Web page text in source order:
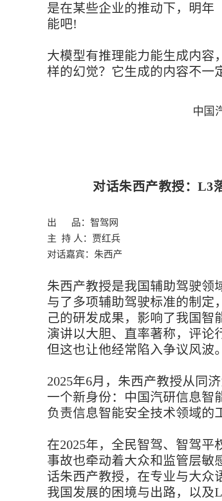
是在某些企业的推动下，明年
能吧!
大模型有推理能力能生成内容
样的幻觉？它生成的内容不一
中国
对话朱西产教授：L3
出 品：智驾网
主 持 人：贾红兵
对话嘉宾：朱西产
朱西产教授是我国辅助驾驶领
与了多项辅助驾驶标准的制定
己的研发成果，影响了我国智
演讲以大胆、直率著称，评论
但这也让他经常陷入争议风波
2025年6月，朱西产教授从同
一个新身份：中国汽研信息智
负责信息智能安全技术领域的
在2025年，全民智驾、智驾平
事故也牵动着大众和监管层敏
话朱西产教授，在专业与大众
我国发展的困境与出路，以及